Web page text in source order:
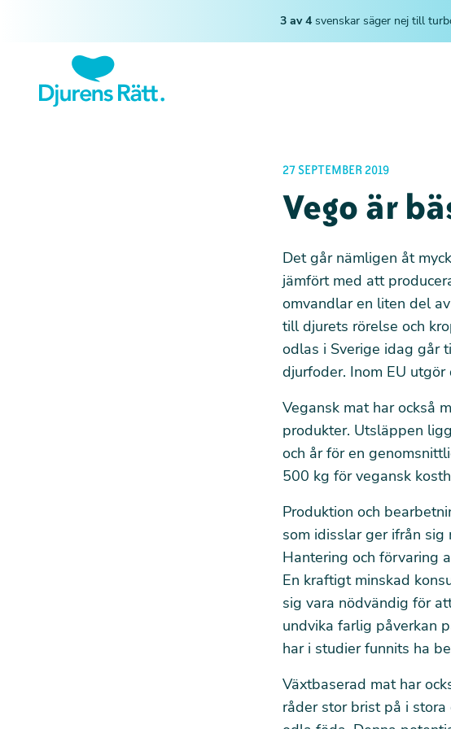
3 av 4 svenskar säger nej till
27 SEPTEMBER 2019
Vego är
Det går nämligen åt
jämfört med att
omvandlar en liten del
till djurets rörelse och
odlas i Sverige idag går
djurfoder. Inom EU
Vegansk mat har också
produkter. Utsläppen
och år för en
500 kg för vegansk
Produktion och
som idisslar ger ifrån sig
Hantering och förvaring
En kraftigt minskad
sig vara nödvändig för
undvika farlig påverkan
har i studier funnits ha
Växtbaserad mat har
råder stor brist på i